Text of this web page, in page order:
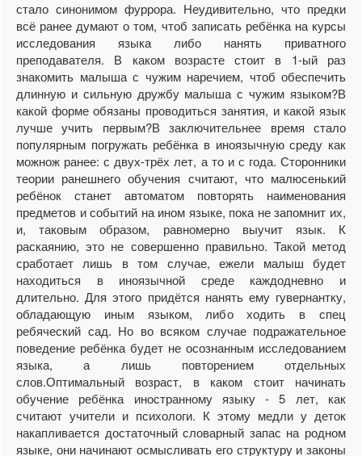
стало синонимом фуррора. Неудивительно, что предки
всё ранее думают о том, чтоб записать ребёнка на курсы
исследования языка либо нанять приватного
преподавателя. В каком возрасте стоит в 1-ый раз
знакомить малыша с чужим наречием, чтоб обеспечить
длинную и сильную дружбу малыша с чужим языком?В
какой форме обязаны проводиться занятия, и какой язык
лучше учить первым?В заключительнее время стало
популярным погружать ребёнка в иноязычную среду как
можнож ранее: с двух-трёх лет, а то и с года. Сторонники
теории ранешнего обучения считают, что малюсенький
ребёнок станет автоматом повторять наименования
предметов и событий на ином языке, пока не запомнит их,
и, таковым образом, равномерно выучит язык. К
раскаянию, это не совершенно правильно. Такой метод
сработает лишь в том случае, ежели малыш будет
находиться в иноязычной среде каждодневно и
длительно. Для этого придётся нанять ему гувернантку,
обладающую иным языком, либо ходить в спец
ребяческий сад. Но во всяком случае подражательное
поведение ребёнка будет не осознанным исследованием
языка, а лишь повторением отдельных
слов.Оптимальный возраст, в каком стоит начинать
обучение ребёнка иностранному языку - 5 лет, как
считают учители и психологи. К этому медли у деток
накапливается достаточный словарный запас на родном
языке, они начинают осмысливать его структуру и законы